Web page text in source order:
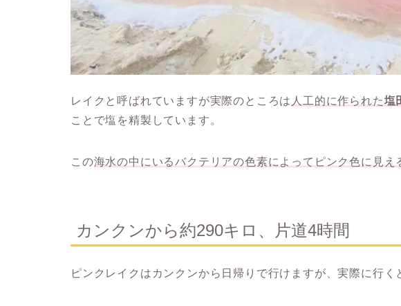
レイクと呼ばれていますが実際のところは 人工的に作られた塩
ことで塩を精製しています。
この海水の中にいるバクテリアの色素によってピンク色に見え
カンクンから約290キロ、片道4時間
ピンクレイクはカンクンから日帰りで行けますが、実際に行く